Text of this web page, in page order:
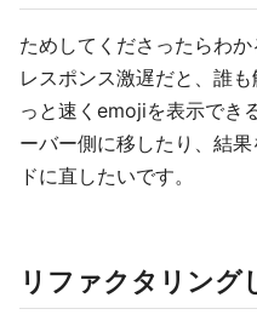
ためしてくださったらわか
レスポンス激遅だと、誰
っと速くemojiを表示でき
ーバー側に移したり、結
ドに直したいです。
リファクタリング